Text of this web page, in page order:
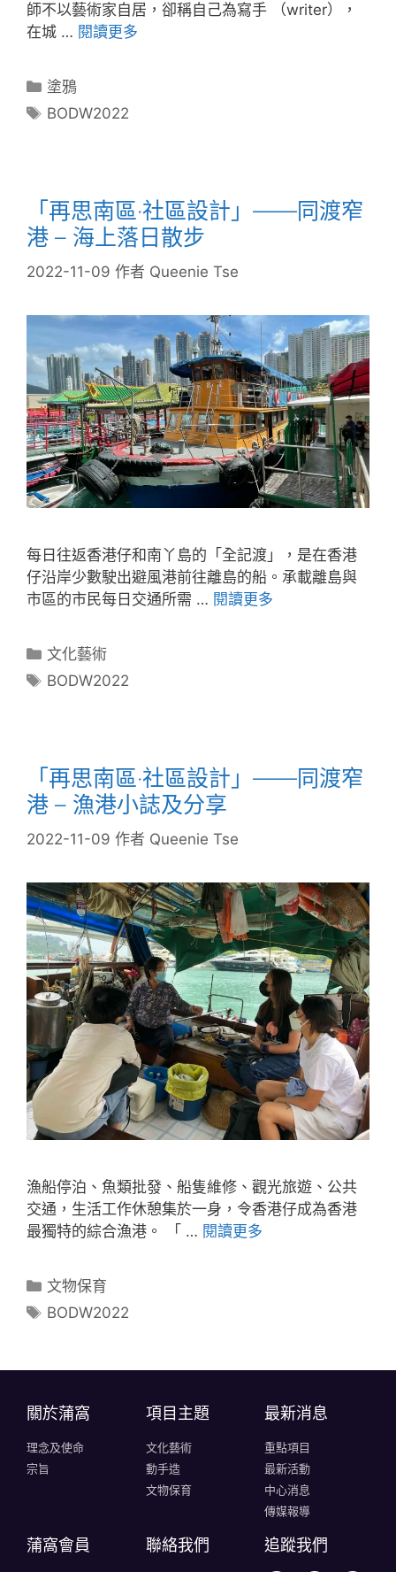
師不以藝術家自居，卻稱自己為寫手 （writer），
在城 … 閱讀更多
塗鴉
BODW2022
「再思南區‧社區設計」——同渡窄
港 – 海上落日散步
2022-11-09 作者 Queenie Tse
每日往返香港仔和南丫島的「全記渡」，是在香港
仔沿岸少數駛出避風港前往離島的船。承載離島與
市區的市民每日交通所需 … 閱讀更多
文化藝術
BODW2022
「再思南區‧社區設計」——同渡窄
港 – 漁港小誌及分享
2022-11-09 作者 Queenie Tse
漁船停泊、魚類批發、船隻維修、觀光旅遊、公共
交通，生活工作休憩集於一身，令香港仔成為香港
最獨特的綜合漁港。 「 … 閱讀更多
文物保育
BODW2022
關於蒲窩​
理念及使命
宗旨
項目主題
文化藝術
動手造
文物保育
最新消息
重點項目
最新活動
中心消息
傳媒報導
蒲窩會員 聯絡我們 追蹤我們